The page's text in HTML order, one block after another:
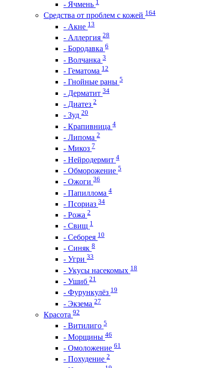
- Ячмень 1
Средства от проблем с кожей 164
- Акне 13
- Аллергия 28
- Бородавка 6
- Волчанка 3
- Гематома 12
- Гнойные раны 5
- Дерматит 34
- Диатез 2
- Зуд 20
- Крапивница 4
- Липома 2
- Микоз 7
- Нейродермит 4
- Обморожение 5
- Ожоги 36
- Папиллома 4
- Псориаз 34
- Рожа 2
- Свищ 1
- Себорея 10
- Синяк 8
- Угри 33
- Укусы насекомых 18
- Ушиб 21
- Фурункулёз 19
- Экзема 27
Красота 92
- Витилиго 5
- Морщины 46
- Омоложение 61
- Похудение 2